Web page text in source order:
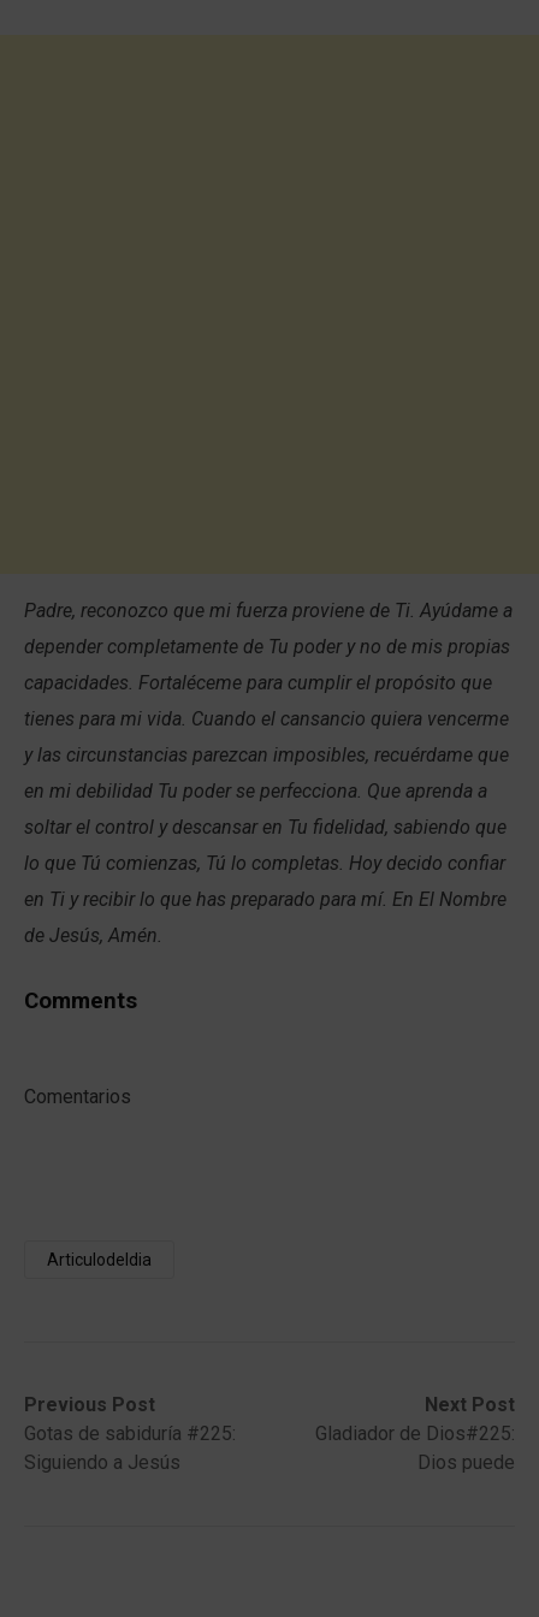
Padre, reconozco que mi fuerza proviene de Ti. Ayúdame a
depender completamente de Tu poder y no de mis propias
capacidades. Fortaléceme para cumplir el propósito que
tienes para mi vida. Cuando el cansancio quiera vencerme
y las circunstancias parezcan imposibles, recuérdame que
en mi debilidad Tu poder se perfecciona. Que aprenda a
soltar el control y descansar en Tu fidelidad, sabiendo que
lo que Tú comienzas, Tú lo completas. Hoy decido confiar
en Ti y recibir lo que has preparado para mí. En El Nombre
de Jesús, Amén.
Comments
Comentarios
Articulodeldia
Post
navigation
Previous Post
Previous
post:Gotas de sabiduría #225:
Siguiendo a Jesús
Next Post
Next
post:
Gladiador de Dios#225:
Dios puede